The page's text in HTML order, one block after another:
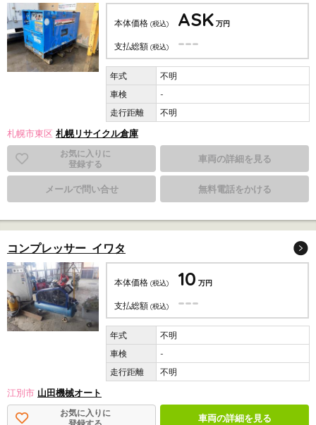
本体価格 (税込) ASK 万円
支払総額 (税込) ---
不明
-
不明
札幌市東区 札幌リサイクル倉庫
お気に入りに
登録する
車両の詳細を見る
メールで問い合せ 無料電話をかける
コンプレッサー イワタ
本体価格 (税込) 10 万円
支払総額 (税込) ---
不明
-
不明
江別市 山田機械オート
お気に入りに
車両の詳細を見る